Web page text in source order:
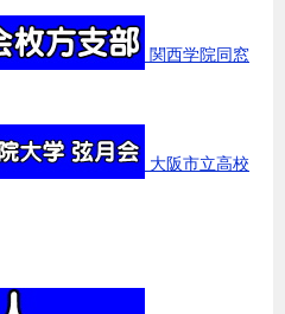
関西学院同窓
大阪市立高校